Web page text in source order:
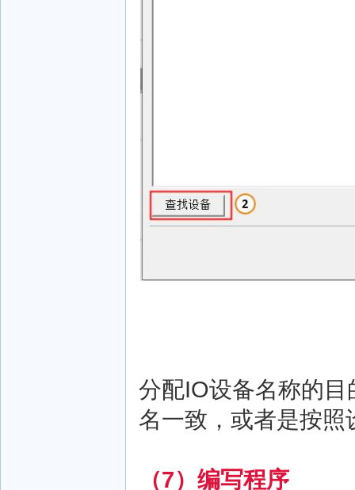
分配IO设备名称的
名一致，或者是按
（7）编写程序